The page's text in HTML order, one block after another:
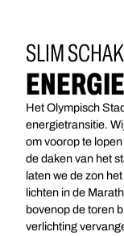
SLIM
Het Olympisch
energietransitie.
om voorop te
de daken van het
laten we de zon
lichten in de
bovenop de toren
verlichting